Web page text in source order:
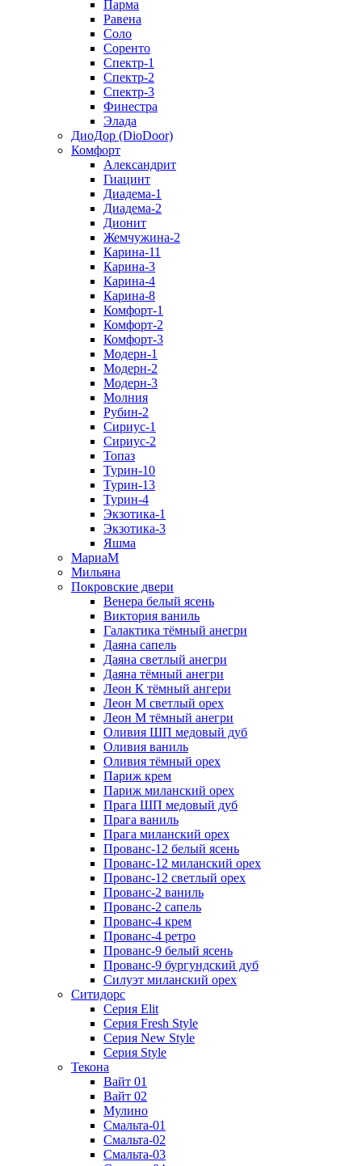
Парма
Равена
Соло
Соренто
Спектр-1
Спектр-2
Спектр-3
Финестра
Элада
ДиоДор (DioDoor)
Комфорт
Алекcандрит
Гиацинт
Диадема-1
Диадема-2
Дионит
Жемчужина-2
Карина-11
Карина-3
Карина-4
Карина-8
Комфорт-1
Комфорт-2
Комфорт-3
Модерн-1
Модерн-2
Модерн-3
Молния
Рубин-2
Сириус-1
Сириус-2
Топаз
Турин-10
Турин-13
Турин-4
Экзотика-1
Экзотика-3
Яшма
МариаМ
Мильяна
Покровские двери
Венера белый ясень
Виктория ваниль
Галактика тёмный анегри
Даяна сапель
Даяна светлый анегри
Даяна тёмный анегри
Леон К тёмный ангери
Леон М светлый орех
Леон М тёмный анегри
Оливия ШП медовый дуб
Оливия ваниль
Оливия тёмный орех
Париж крем
Париж миланский орех
Прага ШП медовый дуб
Прага ваниль
Прага миланский орех
Прованс-12 белый ясень
Прованс-12 миланский орех
Прованс-12 светлый орех
Прованс-2 ваниль
Прованс-2 сапель
Прованс-4 крем
Прованс-4 ретро
Прованс-9 белый ясень
Прованс-9 бургундский дуб
Силуэт миланский орех
Ситидорс
Серия Elit
Серия Fresh Style
Серия New Style
Серия Style
Текона
Вайт 01
Вайт 02
Мулино
Смальта-01
Смальта-02
Смальта-03